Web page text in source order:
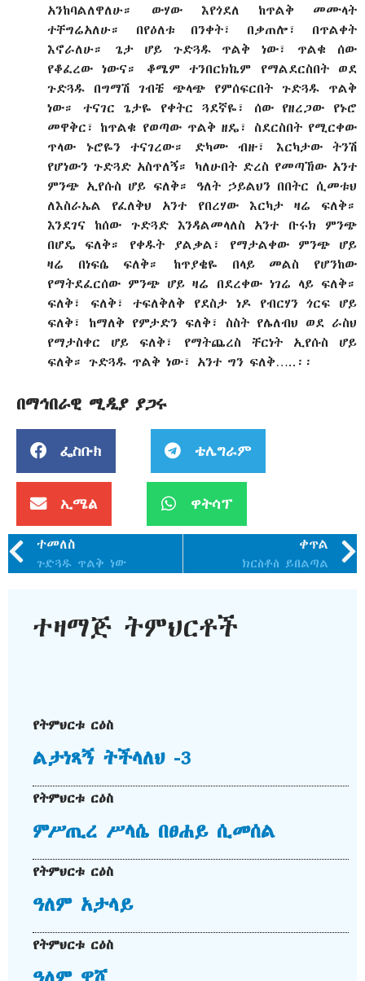
አንከባልለዋለሁ። ውሃው እየጎደለ ከጥልቅ መሙላት
ተቸግሬአለሁ። በየዕለቱ በንቀት፣ በቃጠሎ፣ በጥልቀት
እኖራለሁ። ጌታ ሆይ ጉድጓዱ ጥልቅ ነው፣ ጥልቁ ሰው
የቆፈረው ነውና። ቆሜም ተንበርክኬም የማልደርስበት ወደ
ጉድጓዱ በግማሽ ገብቼ ጭላጭ የምሰፍርበት ጉድጓዱ ጥልቅ
ነው። ተናገር ጌታዬ የቀትር ጓደኛዬ፣ ሰው የዘረጋው የኑሮ
መዋቅር፣ ከጥልቁ የወጣው ጥልቅ ዘዴ፣ ስደርስበት የሚርቀው
ጥላው ኑሮዬን ተናገረው። ድካሙ ብዙ፣ እርካታው ትንሽ
የሆነውን ጉድጓድ አስጥለኝ። ካለሁበት ድረስ የመጣኸው አንተ
ምንጭ ኢየሱስ ሆይ ፍለቅ። ዓለት ኃይልህን በበትር ሲመቱህ
ለእስራኤል የፈለቅህ አንተ የበረሃው እርካታ ዛሬ ፍለቅ።
እንደገና ከሰው ጉድጓድ እንዳልመላለስ አንተ ቡሩክ ምንጭ
በሆዴ ፍለቅ። የቀዱት ያልቃል፣ የማታልቀው ምንጭ ሆይ
ዛሬ በነፍሴ ፍለቅ። ከጥያቄዬ በላይ መልስ የሆንከው
የማትደፈርሰው ምንጭ ሆይ ዛሬ በደረቀው ነገሬ ላይ ፍለቅ።
ፍለቅ፣ ፍለቅ፣ ተፍለቅለቅ የደስታ ነዶ የብርሃን ጎርፍ ሆይ
ፍለቅ፣ ከማለቅ የምታድን ፍለቅ፣ ስስት የሌለብህ ወደ ራስህ
የማታስቀር ሆይ ፍለቅ፣ የማትጨረስ ቸርነት ኢየሱስ ሆይ
ፍለቅ። ጉድጓዱ ጥልቅ ነው፣ አንተ ግን ፍለቅ…..፡፡
በማኅበራዊ ሚዲያ ያጋሩ
ፌስቡክ ቴሌግራም
ኢሜል ዋትሳፕ
ተመለስ
ጉድጓዱ ጥልቅ ነው
ቀጥል
ክርስቶስ ይበልጣል
ተዛማጅ ትምህርቶች
የትምህርቱ ርዕስ
ልታነጻኝ ትችላለህ -3
የትምህርቱ ርዕስ
ምሥጢረ ሥላሴ በፀሐይ ሲመሰል
የትምህርቱ ርዕስ
ዓለም አታላይ
የትምህርቱ ርዕስ